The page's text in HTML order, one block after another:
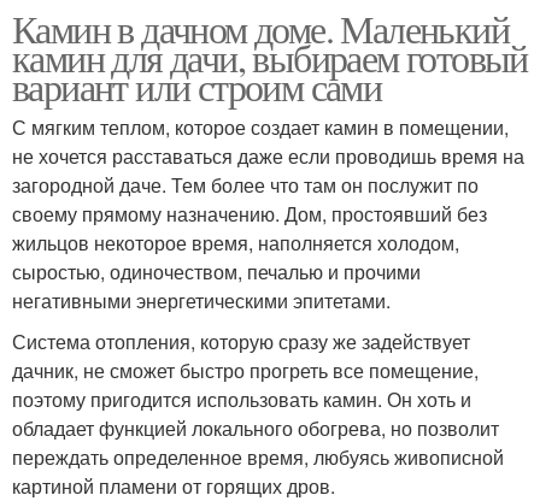
Камин в дачном доме. Маленький
камин для дачи, выбираем готовый
вариант или строим сами
С мягким теплом, которое создает камин в помещении,
не хочется расставаться даже если проводишь время на
загородной даче. Тем более что там он послужит по
своему прямому назначению. Дом, простоявший без
жильцов некоторое время, наполняется холодом,
сыростью, одиночеством, печалью и прочими
негативными энергетическими эпитетами.
Система отопления, которую сразу же задействует
дачник, не сможет быстро прогреть все помещение,
поэтому пригодится использовать камин. Он хоть и
обладает функцией локального обогрева, но позволит
переждать определенное время, любуясь живописной
картиной пламени от горящих дров.